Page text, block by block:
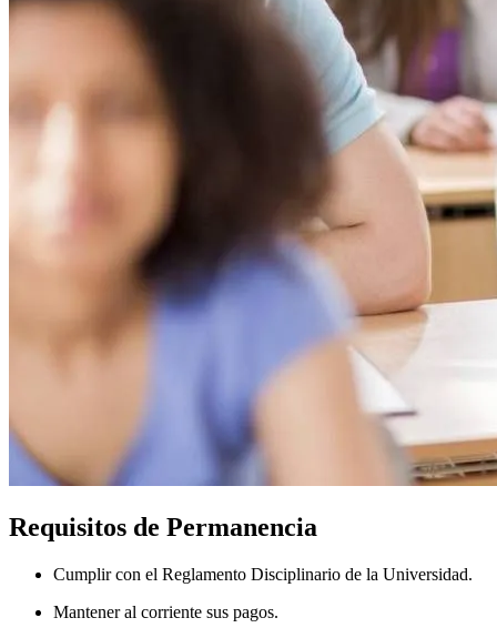
Requisitos de Permanencia
Cumplir con el Reglamento Disciplinario de la Universidad.
Mantener al corriente sus pagos.